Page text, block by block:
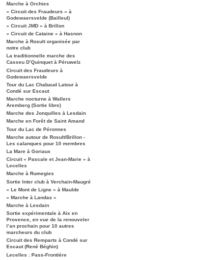
Marche à Orchies
« Circuit des Fraudeurs » à
Godewaersvelde (Bailleul)
« Circuit JMD » à Brillon
« Circuit de Cataine » à Hasnon
Marche à Rosult organisée par
notre club
La traditionnelle marche des
Casseu D’Quinquet à Péruwelz
Circuit des Fraudeurs à
Godewaersvelde
Tour du Lac Chabaud Latour à
Condé sur Escaut
Marche nocturne à Wallers
Aremberg (Sortie libre)
Marche des Jonquilles à Lesdain
Marche en Forêt de Saint Amand
Tour du Lac de Péronnes
Marche autour de Rosult/Brillon -
Les calanques pour 10 membres
La Mare à Goriaux
Circuit « Pascale et Jean-Marie » à
Lecelles
Marche à Rumegies
Sortie Inter club à Verchain-Maugré
« Le Mont de Ligne » à Maulde
« Marche à Landas »
Marche à Lesdain
Sortie expérimentale à Aix en
Provence, en vue de la renouveler
l’an prochain pour 10 autres
marcheurs du club
Circuit des Remparts à Condé sur
Escaut (René Béghin)
Lecelles : Pass-Frontière